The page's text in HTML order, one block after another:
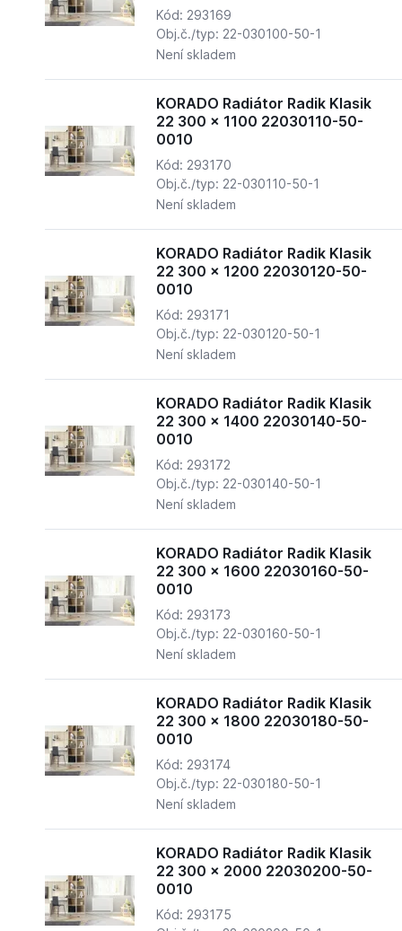
Kód: 293169
Obj.č./typ: 22-030100-50-1
Není skladem
KORADO Radiátor Radik Klasik
22 300 x 1100 22030110-50-
0010
Kód: 293170
Obj.č./typ: 22-030110-50-1
Není skladem
KORADO Radiátor Radik Klasik
22 300 x 1200 22030120-50-
0010
Kód: 293171
Obj.č./typ: 22-030120-50-1
Není skladem
KORADO Radiátor Radik Klasik
22 300 x 1400 22030140-50-
0010
Kód: 293172
Obj.č./typ: 22-030140-50-1
Není skladem
KORADO Radiátor Radik Klasik
22 300 x 1600 22030160-50-
0010
Kód: 293173
Obj.č./typ: 22-030160-50-1
Není skladem
KORADO Radiátor Radik Klasik
22 300 x 1800 22030180-50-
0010
Kód: 293174
Obj.č./typ: 22-030180-50-1
Není skladem
KORADO Radiátor Radik Klasik
22 300 x 2000 22030200-50-
0010
Kód: 293175